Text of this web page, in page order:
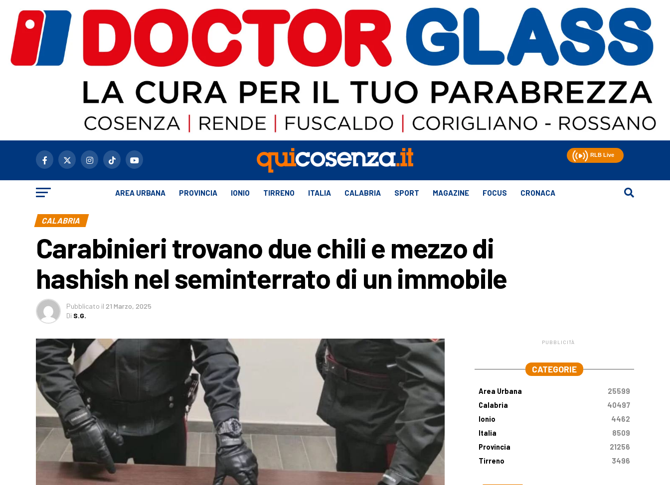
AREA URBANA PROVINCIA IONIO TIRRENO ITALIA CALABRIA SPORT MAGAZINE FOCUS CRONACA
CALABRIA
Carabinieri trovano due chili e mezzo di
hashish nel seminterrato di un immobile
Pubblicato il 21 Marzo, 2025
Di S.G.
PUBBLICITÀ
CATEGORIE
Area Urbana
25599
Calabria
40497
Ionio
4462
Italia
8509
Provincia
21256
Tirreno
3496